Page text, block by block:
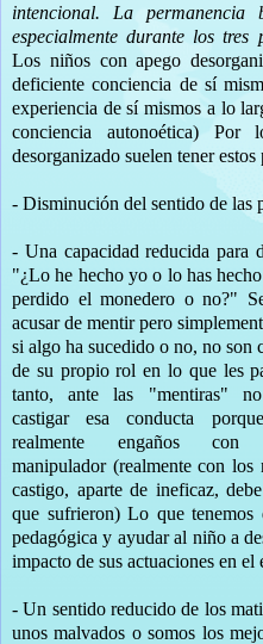
intencional. La
especialmente durante los tres
Los niños con apego
deficiente conciencia de sí
experiencia de sí mismos a lo
conciencia autonoética)
desorganizado suelen tener estos
- Disminución del sentido de las
- Una capacidad reducida para
"¿Lo he hecho yo o lo has
perdido el monedero o no?"
acusar de mentir pero
si algo ha sucedido o no, no son
de su propio rol en lo que les
tanto, ante las "mentiras" no
castigar esa conducta
realmente engaños con
manipulador (realmente con los
castigo, aparte de ineficaz,
que sufrieron) Lo que tenemos
pedagógica y ayudar al niño a
impacto de sus actuaciones en el
- Un sentido reducido de los
unos malvados o somos los